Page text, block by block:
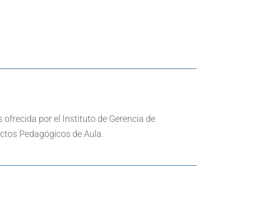
por el Instituto de Gerencia de
Pedagógicos de Aula.